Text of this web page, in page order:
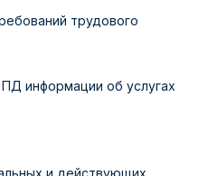
трудового
информации об услугах
и действующих